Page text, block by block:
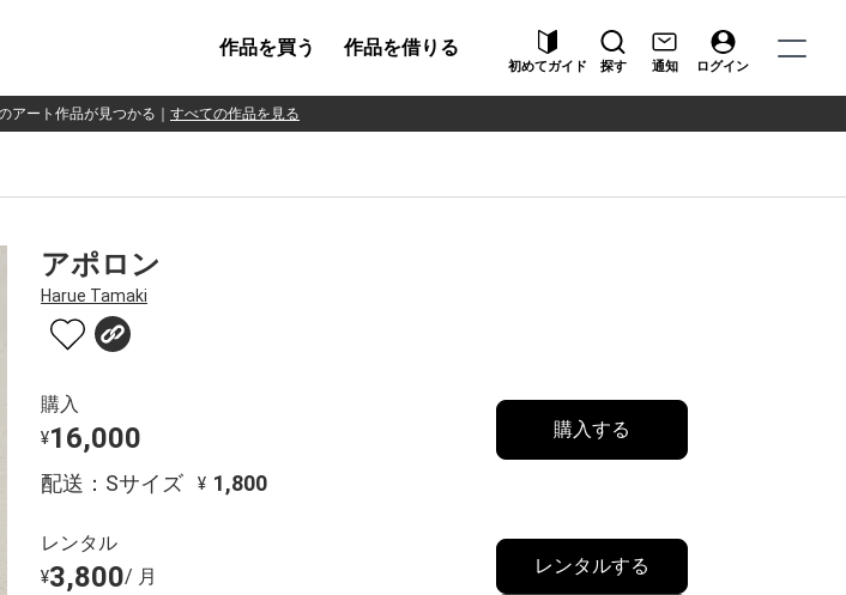
作品を買う 作品を借りる
初めてガイド 探す 通知 ログイン
アート作品が見つかる すべての作品を見る
アポロン
Harue Tamaki
購入
¥16,000
配送：Sサイズ ¥ 1,800
購入する
レンタル
¥3,800/ 月 レンタルする